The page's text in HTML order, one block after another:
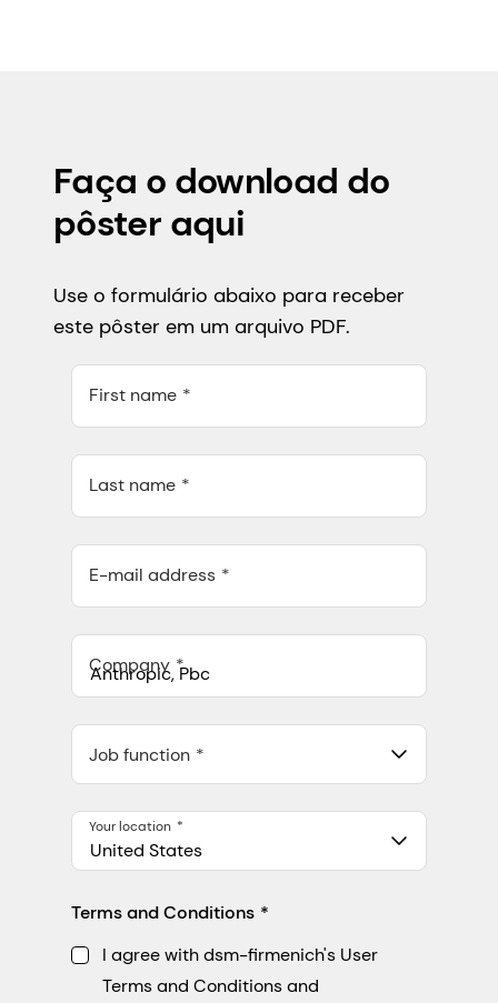
Faça o download do
pôster aqui
Use o formulário abaixo para receber
este pôster em um arquivo PDF.
First name
Last name
E-mail address
Company
548 Market St Pmb 90375, San Francisco, California, US
Job function
United States
Your location
Terms and Conditions
I agree with dsm-firmenich's User
Terms and Conditions and